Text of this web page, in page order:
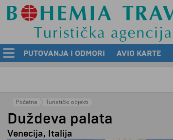
PUTOVANJA I ODMORI AVIO KARTE
Početna Turistički objekti
Duždeva palata
Venecija, Italija